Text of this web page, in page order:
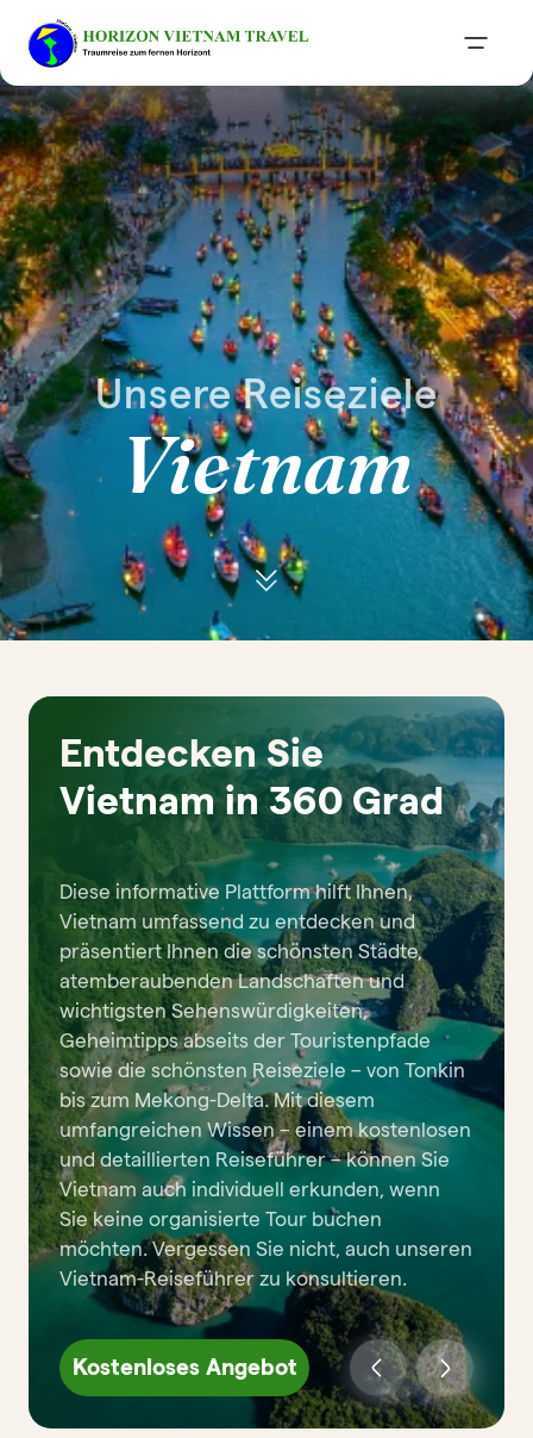
Unsere Reiseziele
Vietnam
Entdecken Sie
Vietnam in 360 Grad
Diese informative Plattform hilft Ihnen,
Vietnam umfassend zu entdecken und
präsentiert Ihnen die schönsten Städte,
atemberaubenden Landschaften und
wichtigsten Sehenswürdigkeiten,
Geheimtipps abseits der Touristenpfade
sowie die schönsten Reiseziele – von Tonkin
bis zum Mekong-Delta. Mit diesem
umfangreichen Wissen – einem kostenlosen
und detaillierten Reiseführer – können Sie
Vietnam auch individuell erkunden, wenn
Sie keine organisierte Tour buchen
möchten. Vergessen Sie nicht, auch unseren
Vietnam-Reiseführer zu konsultieren.
Kostenloses Angebot